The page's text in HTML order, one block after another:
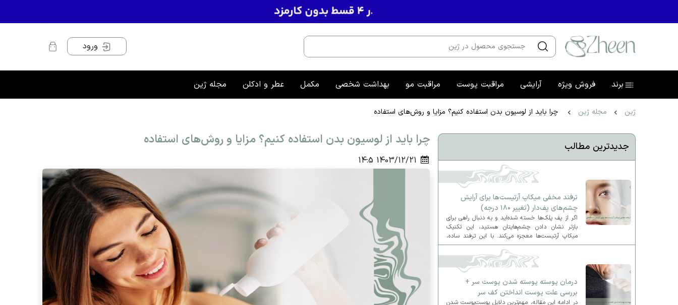
ورود
برند فروش ویژه آرایشی مراقبت پوست مراقبت مو بهداشت شخصی مکمل عطر و ادکلن مجله ژین
ژین مجله ژین چرا باید از لوسیون بدن استفاده کنیم؟ مزایا و روش‌های استفاده
جدیدترین مطالب
ترفند مخفی میکاپ آرتیست‌ها برای آرایش
چشم‌های پف‌دار (تغییر ۱۸۰ درجه)
اگر از پف پلک‌ها خسته شده‌اید و به دنبال راهی برای
بازتر نشان دادن چشم‌هایتان هستید، این تکنیک
میکاپ آرتیست‌ها معجزه می‌کند. با این ترفند ساده،
آرایش چشم‌هایتان را کاملاً متحول کنید و ظاهری
لیفت‌شده و جذاب به چهره بدهید.
درمان پوسته پوسته شدن پوست سر +
بررسی علت پوست انداختن کف سر
در ادامه این مقاله، مهم‌ترین دلایل پوست‌پوست شدن
چرا باید از لوسیون بدن استفاده کنیم؟ مزایا و روش‌های استفاده
1403/12/21
14:5